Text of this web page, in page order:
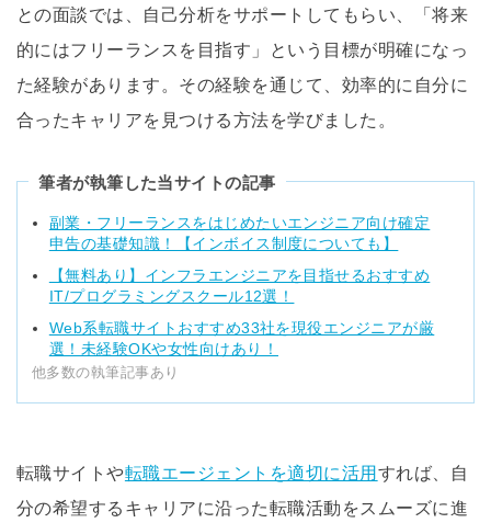
との面談では、自己分析をサポートしてもらい、「将来
的にはフリーランスを目指す」という目標が明確になっ
た経験があります。その経験を通じて、効率的に自分に
合ったキャリアを見つける方法を学びました。
筆者が執筆した当サイトの記事
副業・フリーランスをはじめたいエンジニア向け確定
申告の基礎知識！【インボイス制度についても】
【無料あり】インフラエンジニアを目指せるおすすめ
IT/プログラミングスクール12選！
Web系転職サイトおすすめ33社を現役エンジニアが厳
選！未経験OKや女性向けあり！
他多数の執筆記事あり
転職サイトや転職エージェントを適切に活用 すれば、自
分の希望するキャリアに沿った転職活動をスムーズに進